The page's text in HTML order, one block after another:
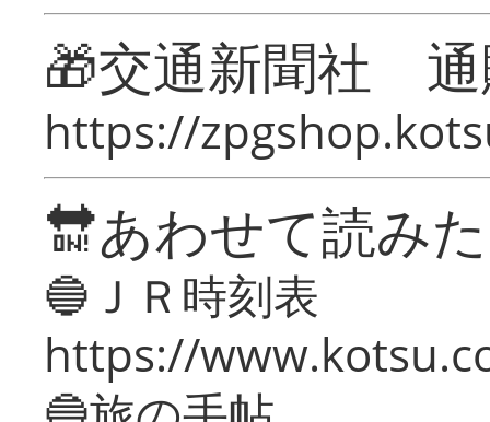
🎁交通新聞社
https://
🔛あわせて読み
🔵ＪＲ時刻表
https://